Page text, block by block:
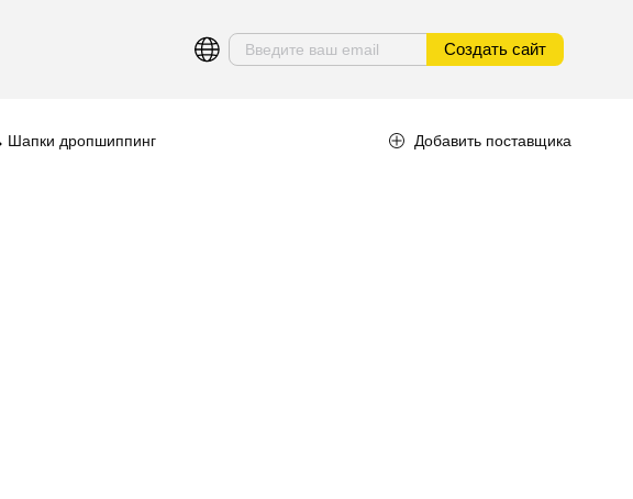
Создать сайт
Шапки дропшиппинг Добавить поставщика